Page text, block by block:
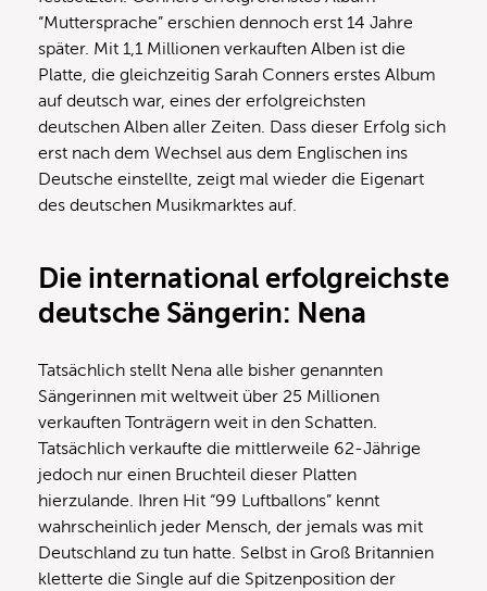
“Muttersprache” erschien dennoch erst 14 Jahre
später. Mit 1,1 Millionen verkauften Alben ist die
Platte, die gleichzeitig Sarah Conners erstes Album
auf deutsch war, eines der erfolgreichsten
deutschen Alben aller Zeiten. Dass dieser Erfolg sich
erst nach dem Wechsel aus dem Englischen ins
Deutsche einstellte, zeigt mal wieder die Eigenart
des deutschen Musikmarktes auf.
Die international erfolgreichste
deutsche Sängerin: Nena
Tatsächlich stellt Nena alle bisher genannten
Sängerinnen mit weltweit über 25 Millionen
verkauften Tonträgern weit in den Schatten.
Tatsächlich verkaufte die mittlerweile 62-Jährige
jedoch nur einen Bruchteil dieser Platten
hierzulande. Ihren Hit “99 Luftballons” kennt
wahrscheinlich jeder Mensch, der jemals was mit
Deutschland zu tun hatte. Selbst in Groß Britannien
kletterte die Single auf die Spitzenposition der